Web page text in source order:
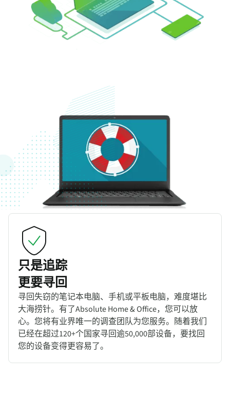
只是追踪
更要寻回
寻回失窃的笔记本电脑、手机或平板电脑，难度堪比
大海捞针。有了Absolute Home & Office，您可以放
心。您将有业界唯一的调查团队为您服务。随着我们
已经在超过120+个国家寻回逾50,000部设备，要找回
您的设备变得更容易了。